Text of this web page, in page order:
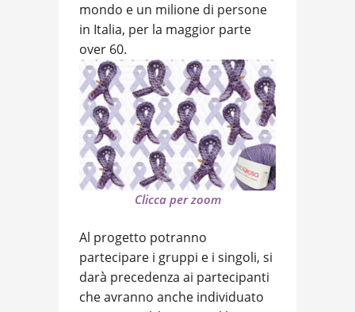
mondo e un milione di persone
in Italia, per la maggior parte
over 60.
Clicca per zoom
Al progetto potranno
partecipare i gruppi e i singoli, si
darà precedenza ai partecipanti
che avranno anche individuato